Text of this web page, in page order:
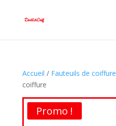
Accueil / Fauteuils de coiffure
coiffure
Promo !